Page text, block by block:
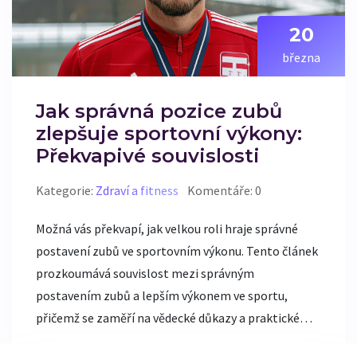
20
března
Jak správná pozice zubů
zlepšuje sportovní výkony:
Překvapivé souvislosti
Kategorie: Zdraví a fitness Komentáře: 0
Možná vás překvapí, jak velkou roli hraje správné
postavení zubů ve sportovním výkonu. Tento článek
prozkoumává souvislost mezi správným
postavením zubů a lepším výkonem ve sportu,
přičemž se zaměří na vědecké důkazy a praktické